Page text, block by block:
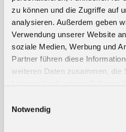
zu können und die Zugriffe auf
analysieren. Außerdem geben
Verwendung unserer Website
soziale Medien, Werbung und
Partner führen diese
weiteren Daten zusammen, die
Notwendig
EINKAUFEN
NEUKUNDEN
VERSAND UND ZAHLUNG
EINFACH BEZAHLEN